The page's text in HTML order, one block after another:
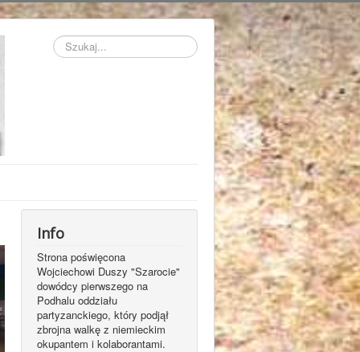
Szukaj...
Info
Strona poświęcona
Wojciechowi Duszy "Szarocie"
dowódcy pierwszego na
Podhalu oddziału
partyzanckiego, który podjął
zbrojna walkę z niemieckim
okupantem i kolaborantami.